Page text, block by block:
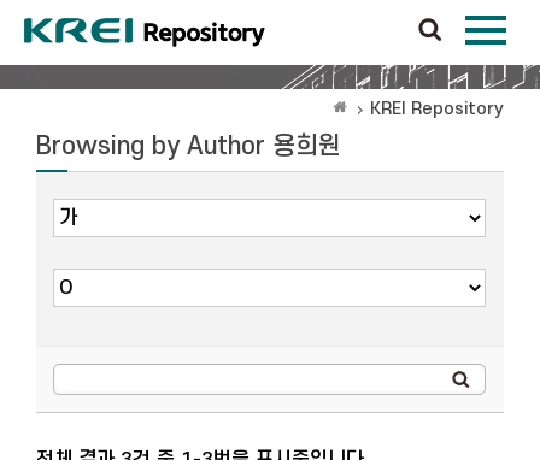
KREI Repository
Browsing by Author 용희원